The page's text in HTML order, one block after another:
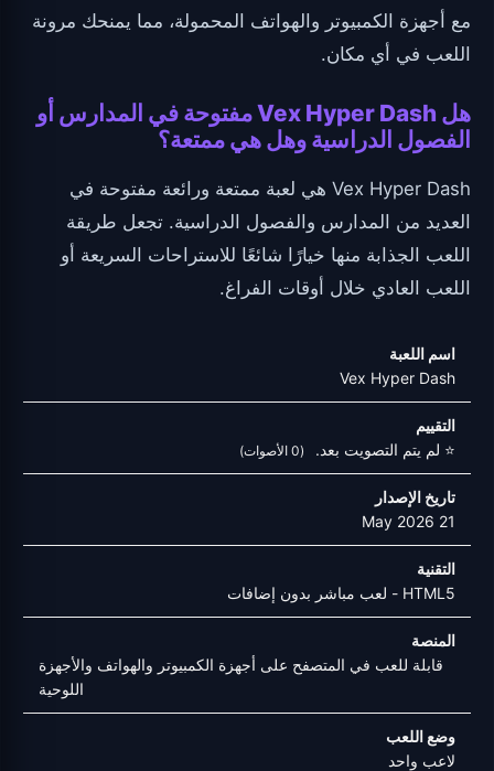
مع أجهزة الكمبيوتر والهواتف المحمولة، مما يمنحك مرونة
اللعب في أي مكان.
هل Vex Hyper Dash مفتوحة في المدارس أو
الفصول الدراسية وهل هي ممتعة؟
Vex Hyper Dash هي لعبة ممتعة ورائعة مفتوحة في
العديد من المدارس والفصول الدراسية. تجعل طريقة
اللعب الجذابة منها خيارًا شائعًا للاستراحات السريعة أو
اللعب العادي خلال أوقات الفراغ.
اسم اللعبة
Vex Hyper Dash
التقييم
⭐ لم يتم التصويت بعد.
(0 الأصوات)
تاريخ الإصدار
21 May 2026
التقنية
HTML5 - لعب مباشر بدون إضافات
المنصة
قابلة للعب في المتصفح على أجهزة الكمبيوتر والهواتف والأجهزة
اللوحية
وضع اللعب
لاعب واحد